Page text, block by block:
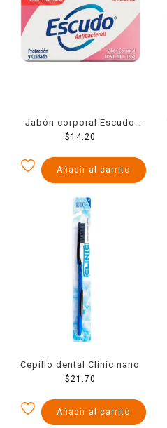
Jabón corporal Escudo
antibacterial protección y
$14.20
Añadir al carrito
Cepillo dental Clinic nano
$21.70
Añadir al carrito